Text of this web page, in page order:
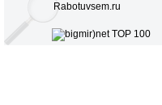
Rabotuvsem.ru